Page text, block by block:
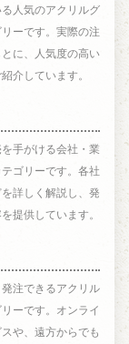
人気のアクリルグ
ーです。実際の注
に、人気度の高い
介しています。
手がける会社・業
ゴリーです。各社
詳しく解説し、発
提供しています。
注できるアクリル
ーです。オンライ
や、遠方からでも